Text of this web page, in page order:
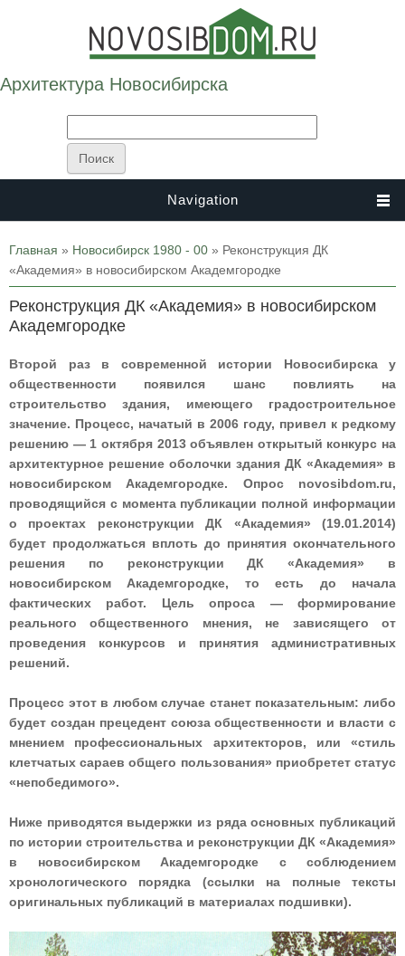
Архитектура Новосибирска
Navigation
Вы здесь
Главная » Новосибирск 1980 - 00 » Реконструкция ДК
«Академия» в новосибирском Академгородке
Реконструкция ДК «Академия» в новосибирском
Академгородке
Второй раз в современной истории Новосибирска у
общественности появился шанс повлиять на
строительство здания, имеющего градостроительное
значение. Процесс, начатый в 2006 году, привел к редкому
решению — 1 октября 2013 объявлен открытый конкурс на
архитектурное решение оболочки здания ДК «Академия» в
новосибирском Академгородке. Опрос novosibdom.ru,
проводящийся с момента публикации полной информации
о проектах реконструкции ДК «Академия» (19.01.2014)
будет продолжаться вплоть до принятия окончательного
решения по реконструкции ДК «Академия» в
новосибирском Академгородке, то есть до начала
фактических работ. Цель опроса — формирование
реального общественного мнения, не зависящего от
проведения конкурсов и принятия административных
решений.
Процесс этот в любом случае станет показательным: либо
будет создан прецедент союза общественности и власти с
мнением профессиональных архитекторов, или «стиль
клетчатых сараев общего пользования» приобретет статус
«непобедимого».
Ниже приводятся выдержки из ряда основных публикаций
по истории строительства и реконструкции ДК «Академия»
в новосибирском Академгородке с соблюдением
хронологического порядка (ссылки на полные тексты
оригинальных публикаций в материалах подшивки).